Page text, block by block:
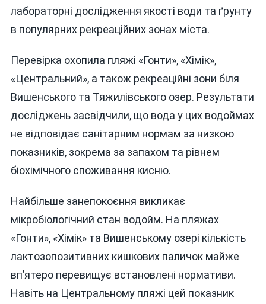
лабораторні дослідження якості води та ґрунту
в популярних рекреаційних зонах міста.
Перевірка охопила пляжі «Гонти», «Хімік»,
«Центральний», а також рекреаційні зони біля
Вишенського та Тяжилівського озер. Результати
досліджень засвідчили, що вода у цих водоймах
не відповідає санітарним нормам за низкою
показників, зокрема за запахом та рівнем
біохімічного споживання кисню.
Найбільше занепокоєння викликає
мікробіологічний стан водойм. На пляжах
«Гонти», «Хімік» та Вишенському озері кількість
лактозопозитивних кишкових паличок майже
вп’ятеро перевищує встановлені нормативи.
Навіть на Центральному пляжі цей показник